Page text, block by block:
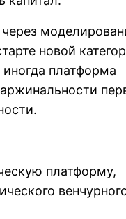
новой
платформа
платформу,